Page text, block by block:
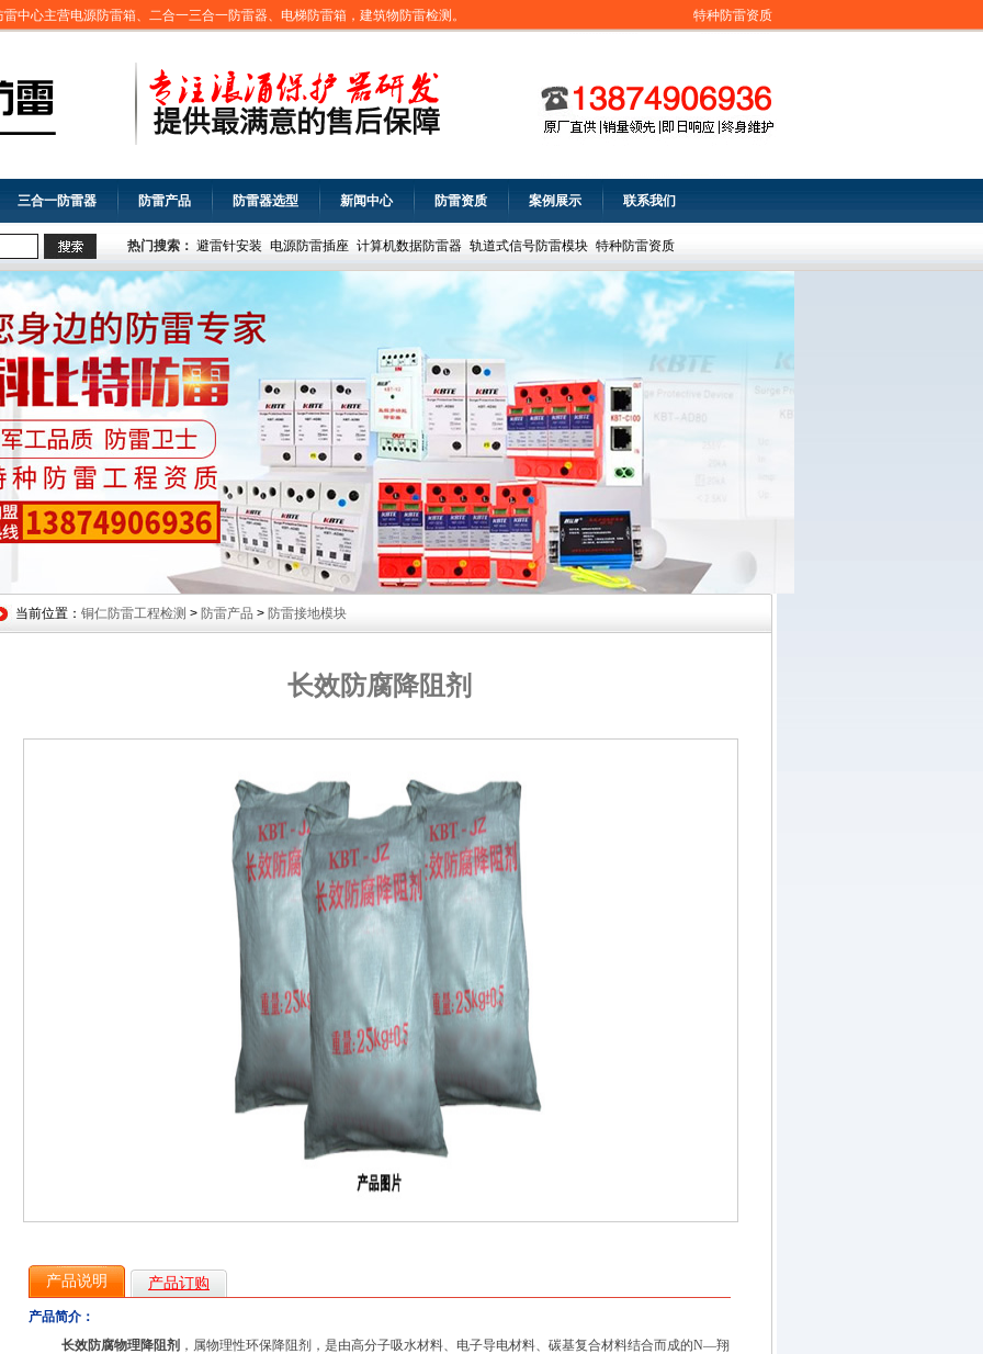
中心主营电源防雷箱、二合一三合一防雷器、电梯防雷箱，建筑物防雷检测。 特种防雷资质
三合一防雷器 防雷产品 防雷器选型 新闻中心 防雷资质 案例展示 联系我们
热门搜索： 避雷针安装 电源防雷插座 计算机数据防雷器 轨道式信号防雷模块 特种防雷资质
当前位置： 铜仁防雷工程检测 > 防雷产品 > 防雷接地模块
长效防腐降阻剂
产品说明 产品订购
产品简介：
长效防腐物理降阻剂 ，属物理性环保降阻剂，是由高分子吸水材料、电子导电材料、碳基复合材料结合而成的N—翔